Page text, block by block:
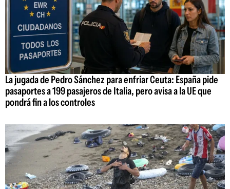
La jugada de Pedro Sánchez para enfriar Ceuta: España pide
pasaportes a 199 pasajeros de Italia, pero avisa a la UE que
pondrá fin a los controles